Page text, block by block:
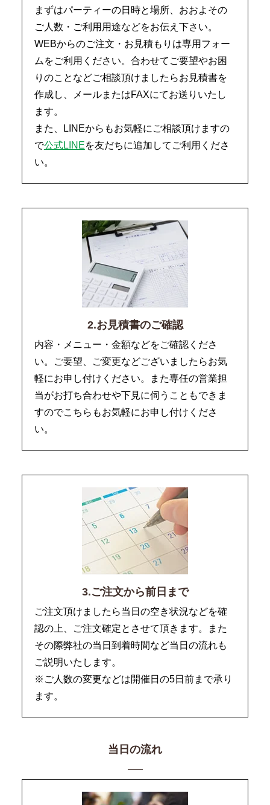
まずはパーティーの日時と場所、おおよその
ご人数・ご利用用途などをお伝え下さい。
WEBからのご注文・お見積もりは専用フォー
ムをご利用ください。合わせてご要望やお困
りのことなどご相談頂けましたらお見積書を
作成し、メールまたはFAXにてお送りいたし
ます。
また、LINEからもお気軽にご相談頂けますの
で公式LINEを友だちに追加してご利用くださ
い。
2.お見積書のご確認
内容・メニュー・金額などをご確認くださ
い。ご要望、ご変更などございましたらお気
軽にお申し付けください。また専任の営業担
当がお打ち合わせや下見に伺うこともできま
すのでこちらもお気軽にお申し付けくださ
い。
3.ご注文から前日まで
ご注文頂けましたら当日の空き状況などを確
認の上、ご注文確定とさせて頂きます。また
その際弊社の当日到着時間など当日の流れも
ご説明いたします。
※ご人数の変更などは開催日の5日前まで承り
ます。
当日の流れ